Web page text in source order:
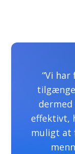
“Vi
effektivt,
muligt at